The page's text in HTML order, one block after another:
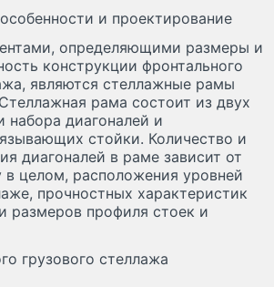
и проектирование
определяющими размеры и
конструкции фронтального
являются стеллажные рамы
рама состоит из двух
набора диагоналей и
стойки. Количество и
диагоналей в раме зависит от
в целом, расположения уровней
прочностных характеристик
размеров профиля стоек и
грузового стеллажа